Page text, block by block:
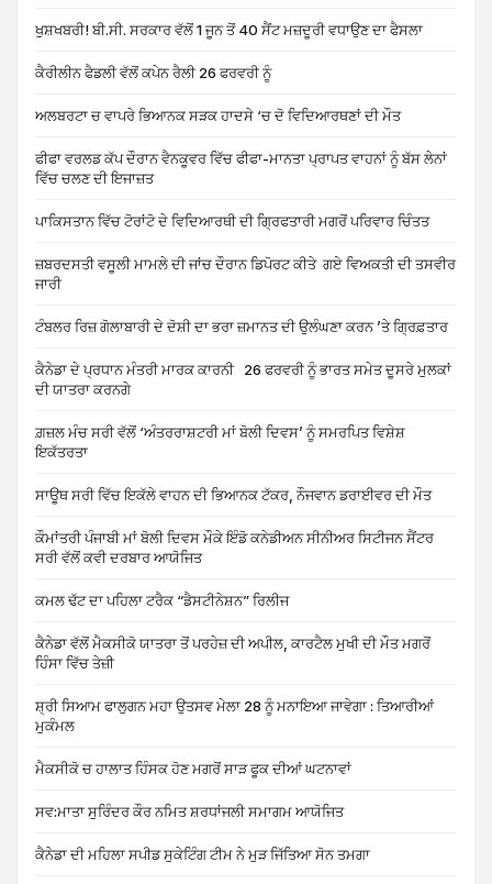
ਖੁਸ਼ਖਬਰੀ! ਬੀ.ਸੀ. ਸਰਕਾਰ ਵੱਲੋਂ 1 ਜੂਨ ਤੋਂ 40 ਸੈਂਟ ਮਜ਼ਦੂਰੀ ਵਧਾਉਣ ਦਾ ਫੈਸਲਾ
ਕੈਰੀਲੀਨ ਫੈਡਲੀ ਵੱਲੋਂ ਕਪੇਨ ਰੈਲੀ 26 ਫਰਵਰੀ ਨੂੰ
ਅਲਬਰਟਾ ਚ ਵਾਪਰੇ ਭਿਆਨਕ ਸੜਕ ਹਾਦਸੇ ‘ਚ ਦੋ ਵਿਦਿਆਰਥਣਾਂ ਦੀ ਮੌਤ
ਫੀਫਾ ਵਰਲਡ ਕੱਪ ਦੌਰਾਨ ਵੈਨਕੂਵਰ ਵਿੱਚ ਫੀਫਾ-ਮਾਨਤਾ ਪ੍ਰਾਪਤ ਵਾਹਨਾਂ ਨੂੰ ਬੱਸ ਲੇਨਾਂ
ਵਿੱਚ ਚਲਣ ਦੀ ਇਜਾਜ਼ਤ
ਪਾਕਿਸਤਾਨ ਵਿੱਚ ਟੋਰਾਂਟੋ ਦੇ ਵਿਦਿਆਰਥੀ ਦੀ ਗ੍ਰਿਫਤਾਰੀ ਮਗਰੋਂ ਪਰਿਵਾਰ ਚਿੰਤਤ
ਜ਼ਬਰਦਸਤੀ ਵਸੂਲੀ ਮਾਮਲੇ ਦੀ ਜਾਂਚ ਦੌਰਾਨ ਡਿਪੋਰਟ ਕੀਤੇ ਗਏ ਵਿਅਕਤੀ ਦੀ ਤਸਵੀਰ
ਜਾਰੀ
ਟੰਬਲਰ ਰਿਜ਼ ਗੋਲਾਬਾਰੀ ਦੇ ਦੋਸ਼ੀ ਦਾ ਭਰਾ ਜ਼ਮਾਨਤ ਦੀ ਉਲੰਘਣਾ ਕਰਨ ’ਤੇ ਗ੍ਰਿਫ਼ਤਾਰ
ਕੈਨੇਡਾ ਦੇ ਪ੍ਰਧਾਨ ਮੰਤਰੀ ਮਾਰਕ ਕਾਰਨੀ 26 ਫਰਵਰੀ ਨੂੰ ਭਾਰਤ ਸਮੇਤ ਦੂਸਰੇ ਮੁਲਕਾਂ
ਦੀ ਯਾਤਰਾ ਕਰਨਗੇ
ਗ਼ਜ਼ਲ ਮੰਚ ਸਰੀ ਵੱਲੋਂ ‘ਅੰਤਰਰਾਸ਼ਟਰੀ ਮਾਂ ਬੋਲੀ ਦਿਵਸ’ ਨੂੰ ਸਮਰਪਿਤ ਵਿਸ਼ੇਸ਼
ਇਕੱਤਰਤਾ
ਸਾਊਥ ਸਰੀ ਵਿੱਚ ਇਕੱਲੇ ਵਾਹਨ ਦੀ ਭਿਆਨਕ ਟੱਕਰ, ਨੌਜਵਾਨ ਡਰਾਈਵਰ ਦੀ ਮੌਤ
ਕੌਮਾਂਤਰੀ ਪੰਜਾਬੀ ਮਾਂ ਬੋਲੀ ਦਿਵਸ ਮੌਕੇ ਇੰਡੋ ਕਨੇਡੀਅਨ ਸੀਨੀਅਰ ਸਿਟੀਜਨ ਸੈਂਟਰ
ਸਰੀ ਵੱਲੋਂ ਕਵੀ ਦਰਬਾਰ ਆਯੋਜਿਤ
ਕਮਲ ਢੱਟ ਦਾ ਪਹਿਲਾ ਟਰੈਕ “ਡੈਸਟੀਨੇਸ਼ਨ” ਰਿਲੀਜ
ਕੈਨੇਡਾ ਵੱਲੋਂ ਮੈਕਸੀਕੋ ਯਾਤਰਾ ਤੋਂ ਪਰਹੇਜ਼ ਦੀ ਅਪੀਲ, ਕਾਰਟੈਲ ਮੁਖੀ ਦੀ ਮੌਤ ਮਗਰੋਂ
ਹਿੰਸਾ ਵਿੱਚ ਤੇਜ਼ੀ
ਸ਼੍ਰੀ ਸਿਆਮ ਫਾਲੁਗਨ ਮਹਾ ਉਤਸਵ ਮੇਲਾ 28 ਨੂੰ ਮਨਾਇਆ ਜਾਵੇਗਾ : ਤਿਆਰੀਆਂ
ਮੁਕੰਮਲ
ਮੈਕਸੀਕੋ ਚ ਹਾਲਾਤ ਹਿੰਸਕ ਹੋਣ ਮਗਰੋਂ ਸਾੜ ਫੂਕ ਦੀਆਂ ਘਟਨਾਵਾਂ
ਸਵ:ਮਾਤਾ ਸੁਰਿੰਦਰ ਕੌਰ ਨਮਿਤ ਸ਼ਰਧਾਂਜਲੀ ਸਮਾਗਮ ਆਯੋਜਿਤ
ਕੈਨੇਡਾ ਦੀ ਮਹਿਲਾ ਸਪੀਡ ਸੁਕੇਟਿੰਗ ਟੀਮ ਨੇ ਮੁੜ ਜਿੱਤਿਆ ਸੋਨ ਤਮਗਾ